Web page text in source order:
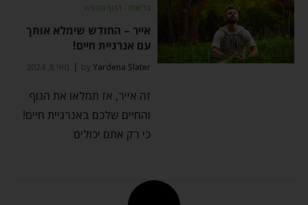
בריאות - הגוף והנפש
אייר – החודש שימלא אותך
עם אנרגיית חיים!
byYardena Slater מאי 8, 2024
זה אייר, אז תמלאו את הגוף
והחיים שלכם באנרגיית חיים!
כי רק אתם יכולים